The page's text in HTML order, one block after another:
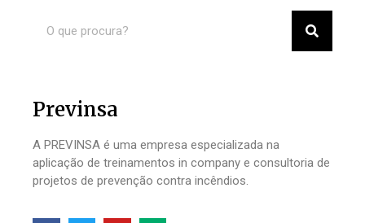
Previnsa
A PREVINSA é uma empresa especializada na
aplicação de treinamentos in company e consultoria de
projetos de prevenção contra incêndios.